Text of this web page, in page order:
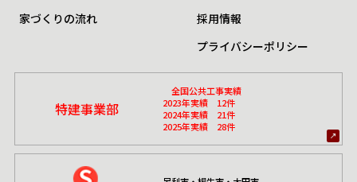
家づくりの流れ
採用情報
プライバシーポリシー
特建事業部
全国公共工事実績
2023年実績 12件
2024年実績 21件
2025年実績 28件